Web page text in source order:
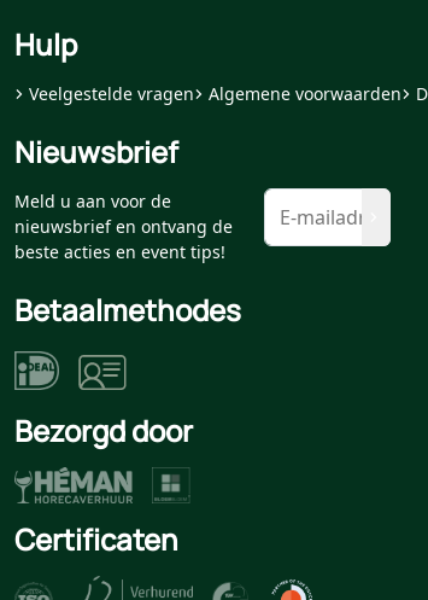
Hulp
Veelgestelde vragen Algemene voorwaarden
Nieuwsbrief
Meld u aan voor de
nieuwsbrief en ontvang de
beste acties en event tips!
Betaalmethodes
Bezorgd door
Certificaten